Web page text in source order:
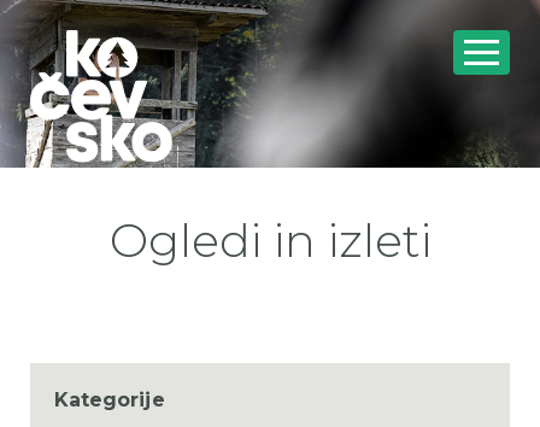
Ogledi in izleti
TourFilterA11y.LegendText
Kategorije